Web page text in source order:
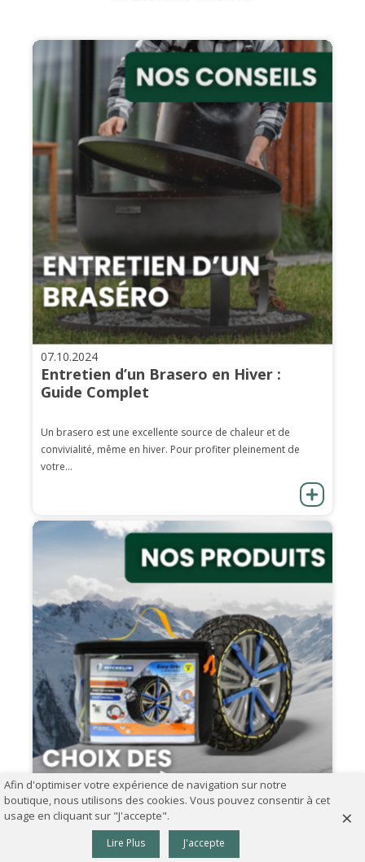
07.10.2024
Entretien d’un Brasero en Hiver :
Guide Complet
Un brasero est une excellente source de chaleur et de
convivialité, même en hiver. Pour profiter pleinement de
votre...
Comment choisir ses chaînes à neige ?
0
Afin d'optimiser votre expérience de navigation sur notre
boutique, nous utilisons des cookies. Vous pouvez consentir à cet
usage en cliquant sur "J'accepte".
Lire Plus J'accepte
×